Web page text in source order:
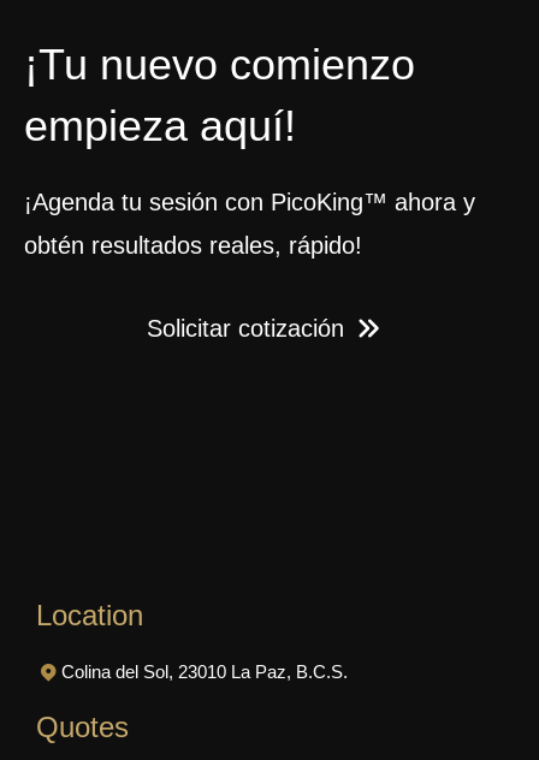
¡Tu nuevo comienzo
empieza aquí!
¡Agenda tu sesión con PicoKing™ ahora y
obtén resultados reales, rápido!
Solicitar cotización
Location
Colina del Sol, 23010 La Paz, B.C.S.
Quotes